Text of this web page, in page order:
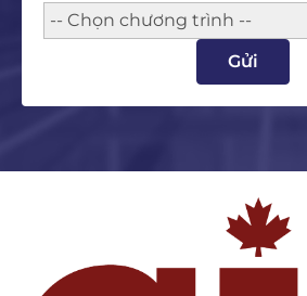
-- Chọn chương trình --
Gửi